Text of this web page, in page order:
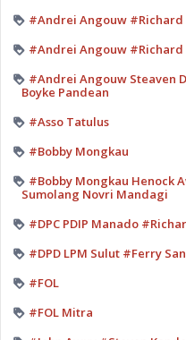
#Andrei Angouw
#Andrei Angouw
#Andrei Angouw Steaven
Boyke Pandean
#Asso Tatulus
#Bobby Mongkau
#Bobby Mongkau Henock
Sumolang Novri Mandagi
#DPC PDIP Manado
#DPD LPM Sulut #Ferry
#FOL
#FOL Mitra